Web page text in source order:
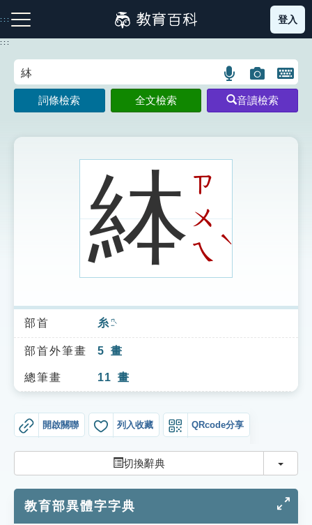
到
主
:::
注音索引圖示 筆畫索引圖示 部首索引表圖示
索引選單
知識索引
單字索引
貓頭鷹博士
登入
:::
語
言
搜
示
圖
片
搜
開
鍵
圖
詞條檢索 全文檢索 音讀檢索
絊ㄗ
ㄨ
ㄟ
ˋ
部首 糸 ㄇㄧˋ
部首外筆畫 5 畫
總筆畫 11 畫
開啟關聯 列入收藏 QRcode分享
切換辭典 切換
教育部異體字字典